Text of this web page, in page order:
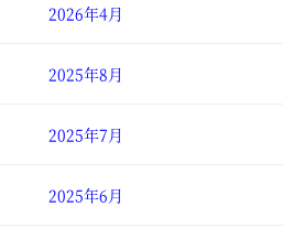
2026年4月
2025年8月
2025年7月
2025年6月